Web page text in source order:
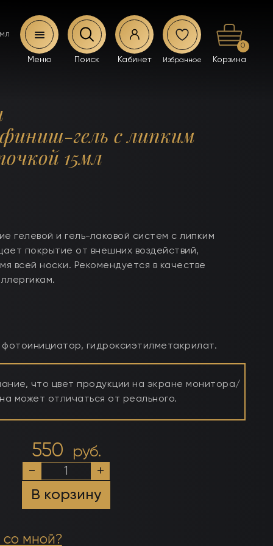
0
гель с липким
15мл
гелевой и гель-лаковой систем с липким
покрытие от внешних воздействий,
всей носки. Рекомендуется в качестве
гидроксиэтилметакрилат.
что цвет продукции на экране монитора/
может отличаться от реального.
550 руб.
Количество
товара
Каучуковый
финиш-
гель
липким
слоем,
-
+
В корзину
со мной?